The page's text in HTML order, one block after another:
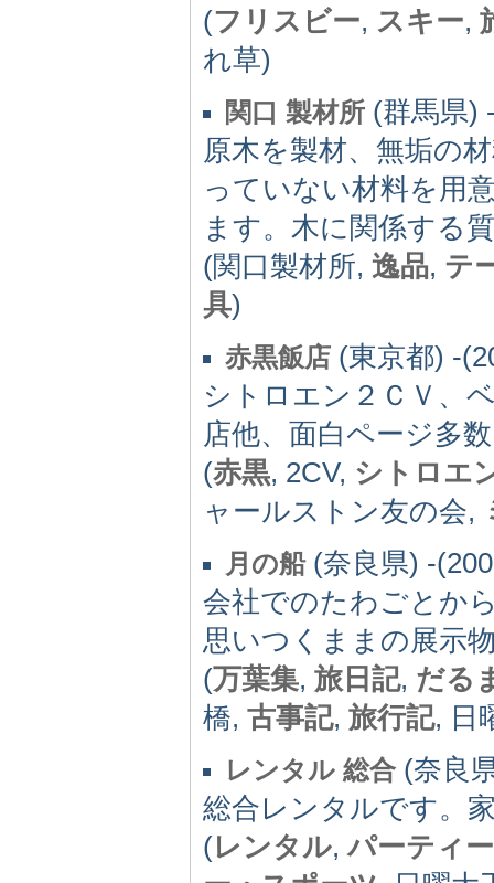
(フリスビー, スキー,
れ草)
関口 製材所 (群馬県)
原木を製材、無垢の
っていない材料を用
ます。木に関係する
(関口製材所, 逸品, テ
具)
赤黒飯店 (東京都) -
シトロエン２ＣＶ、
店他、面白ページ多
(赤黒, 2CV, シトロエ
ャールストン友の会,
月の船(奈良県) -
会社でのたわごとか
思いつくままの展示
(万葉集, 旅日記, だる
橋, 古事記, 旅行記, 日
レンタル 総合(奈良
総合レンタルです。
(レンタル,パーティー